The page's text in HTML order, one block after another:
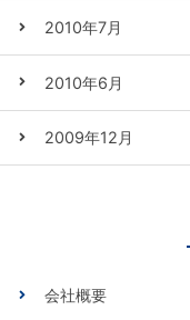
2010年7月
2010年6月
2009年12月
会社概要